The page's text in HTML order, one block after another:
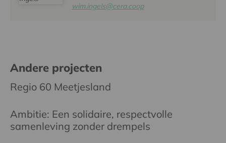
wim.ingels@cera.coop
Andere projecten
Regio 60 Meetjesland
Ambitie: Een solidaire, respectvolle
samenleving zonder drempels